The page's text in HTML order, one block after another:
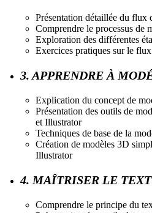
Présentation détaillée du flux
Comprendre le processus de
Exploration des différentes
Exercices pratiques sur le
3. APPRENDRE À
Explication du concept de
Présentation des outils de
et Illustrator
Techniques de base de la
Création de modèles 3D
Illustrator
4. MAÎTRISER LE
Comprendre le principe du